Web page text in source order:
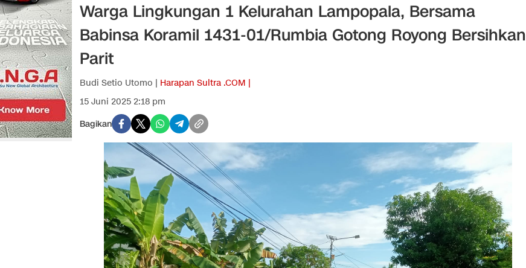
Warga Lingkungan 1 Kelurahan Lampopala, Bersama
Babinsa Koramil 1431-01/Rumbia Gotong Royong Bersihkan
Parit
Budi Setio Utomo | Harapan Sultra .COM |
15 Juni 2025 2:18 pm
Bagikan